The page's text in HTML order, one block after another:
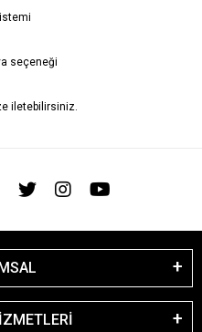
seçeneği
iletebilirsiniz.